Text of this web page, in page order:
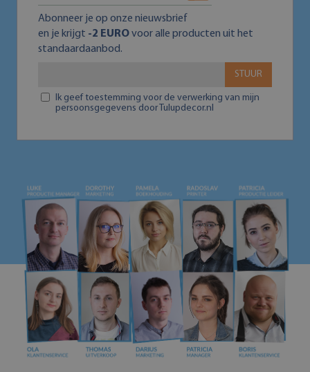
Abonneer je op onze nieuwsbrief
en je krijgt -2 EUROvoor alle producten uit het
standaardaanbod.
STUUR
Ik geef toestemming voor de verwerking van mijn
persoonsgegevens door Tulupdecor.nl